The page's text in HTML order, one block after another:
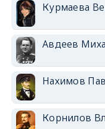
Курмаева
Авдеев
Нахимов
Корнилов